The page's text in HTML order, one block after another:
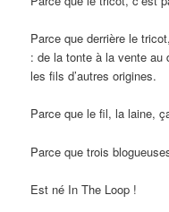
Parce que derrière le
: de la tonte à la vente
les fils d’autres origines.
Parce que le fil, la laine,
Parce que trois
Est né In The Loop !